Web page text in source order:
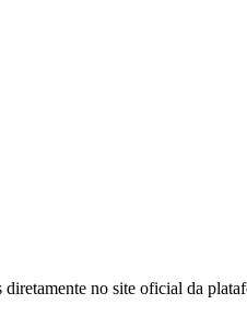
no site oficial da